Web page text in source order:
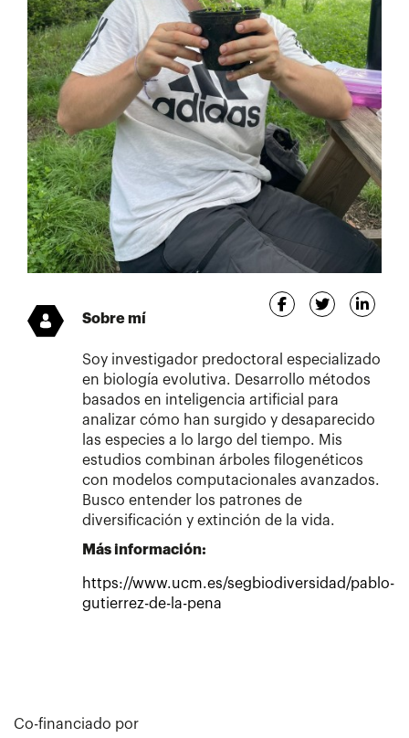
Sobre mí
Soy investigador predoctoral especializado
en biología evolutiva. Desarrollo métodos
basados en inteligencia artificial para
analizar cómo han surgido y desaparecido
las especies a lo largo del tiempo. Mis
estudios combinan árboles filogenéticos
con modelos computacionales avanzados.
Busco entender los patrones de
diversificación y extinción de la vida.
Más información:
https://www.ucm.es/segbiodiversidad/pablo-
gutierrez-de-la-pena
Co-financiado por